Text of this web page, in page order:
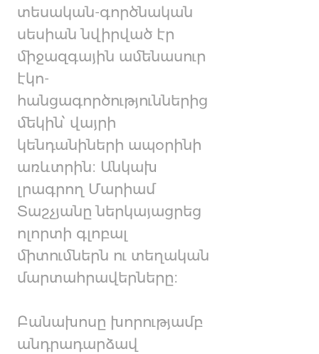
տեսական-գործնական
սեսիան նվիրված էր
միջազգային ամենասուր
էկո-
հանցագործություններից
մեկին՝ վայրի
կենդանիների ապօրինի
առևտրին։ Անկախ
լրագրող Մարիամ
Տաշչյանը ներկայացրեց
ոլորտի գլոբալ
միտումներն ու տեղական
մարտահրավերները։
Բանախոսը խորությամբ
անդրադարձավ